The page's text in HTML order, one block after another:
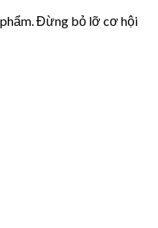
phẩm. Đừng bỏ lỡ cơ hội